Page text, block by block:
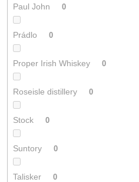
Paul John 0
Prádlo 0
Proper Irish Whiskey 0
Roseisle distillery 0
Stock 0
Suntory 0
Talisker 0